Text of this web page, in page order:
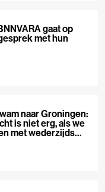
gaat op
met hun
naar Groningen:
is niet erg, als we
met wederzijds